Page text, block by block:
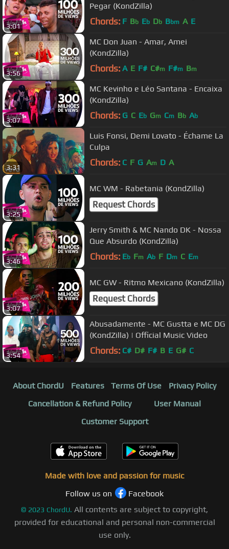
3:01
Pegar (KondZilla)
Chords: F Bb Eb Db Bbm A E
3:56
MC Don Juan - Amar, Amei
(KondZilla)
Chords: A E F# C#m F#m Bm
3:07
MC Kevinho e Léo Santana - Encaixa
(KondZilla)
Chords: G C Eb Gm Cm Bb Ab
3:31
Luis Fonsi, Demi Lovato - Échame La
Culpa
Chords: C F G Am D A
3:25
MC WM - Rabetania (KondZilla)
Request Chords
3:46
Jerry Smith & MC Nando DK - Nossa
Que Absurdo (KondZilla)
Chords: Eb Fm Ab F Dm C Em
3:07
MC GW - Ritmo Mexicano (KondZilla)
Request Chords
3:54
Abusadamente - MC Gustta e MC DG
(KondZilla) | Official Music Video
Chords: C# D# F# B E G# C
About ChordU Features Terms Of Use
Privacy Policy
Cancellation & Refund Policy
User Manual
Customer Support
Made with love and passion for music
Follow us on
Facebook
© 2023 ChordU. All contents are subject to copyright,
provided for educational and personal non-commercial
use only.